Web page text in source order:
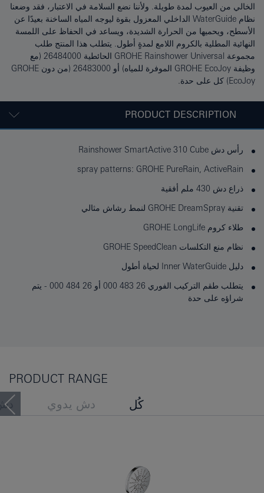
الخالي من العيوب لمدة طويلة. ولأننا نضع السلامة في الاعتبار، فقد وضعنا
نظام WaterGuide الداخلي المعزول بقوة ليوجه المياه الساخنة بعيدًا عن
الأسطح، ويحميها من الحرارة الشديدة، ويساعد في الحفاظ على اللمسة
النهائية المطلية بالكروم اللامع لمدةٍ أطول. يتطلب هذا المنتج طلب
مجموعة GROHE Rainshower Universal الحائطية 26484000 (مع
وظيفة GROHE EcoJoy الموفرة للمياه) أو 26483000 (من دون GROHE
EcoJoy) كل على حدة.
PRODUCT DESCRIPTION
رأس دش Rainshower SmartActive 310 Cube
spray patterns: GROHE PureRain, ActiveRain
ذراع دش 430 ملم أفقية
تقنية GROHE DreamSpray لنمط رشاش مثالي
طلاء كروم GROHE LongLife
نظام منع التكلسات GROHE SpeedClean
دليل Inner WaterGuide لحياة أطول
يتطلب طقم التركيب الفوري 26 483 000 أو 26 484 000 - يتم
شراؤه على حدة
PRODUCT RANGE
كُل دش يدوي